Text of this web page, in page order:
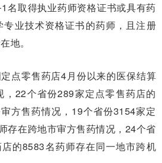
名取得执业药师资格证书或具有药
业技术资格证书的药师，且注册
地。
点零售药店4月份以来的医保结算
，22个省份289家定点零售药店的
方售药情况，19个省份3154家定
存在跨地市审方售药情况，24个省
的8583名药师存在同一地市跨机